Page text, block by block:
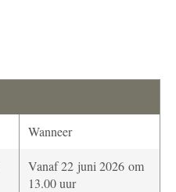
Wanneer
Vanaf 22 juni 2026 om
13.00 uur